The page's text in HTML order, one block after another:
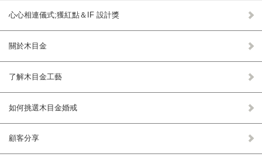
心心相連儀式;獲紅點＆IF 設計獎
關於木目金
了解木目金工藝
如何挑選木目金婚戒
顧客分享